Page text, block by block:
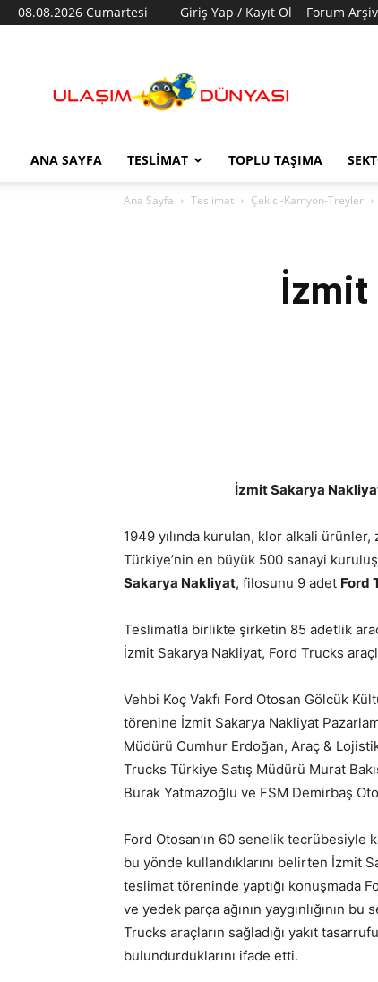
08.08.2026 Cumartesi Giriş Yap / Kayıt Ol Forum Arşiv
Dünyası
ANA SAYFA TESLIMAT TOPLU TAŞIMA
Ana Sayfa Teslimat Çekici-Kamyon-Treyler
İzmit
İzmit Sakarya
1949 yılında kurulan, klor alkali
Türkiye’nin en büyük 500 sanayi
Sakarya Nakliyat, filosunu 9 adet Ford
Teslimatla birlikte şirketin 85 adetlik
İzmit Sakarya Nakliyat, Ford Trucks
Vehbi Koç Vakfı Ford Otosan Gölcük
törenine İzmit Sakarya Nakliyat
Müdürü Cumhur Erdoğan, Araç &
Trucks Türkiye Satış Müdürü Murat
Burak Yatmazoğlu ve FSM Demirbaş
Ford Otosan’ın 60 senelik
bu yönde kullandıklarını belirten İzmit
teslimat töreninde yaptığı konuşmada
ve yedek parça ağının yaygınlığının
Trucks araçların sağladığı yakıt
bulundurduklarını ifade etti.